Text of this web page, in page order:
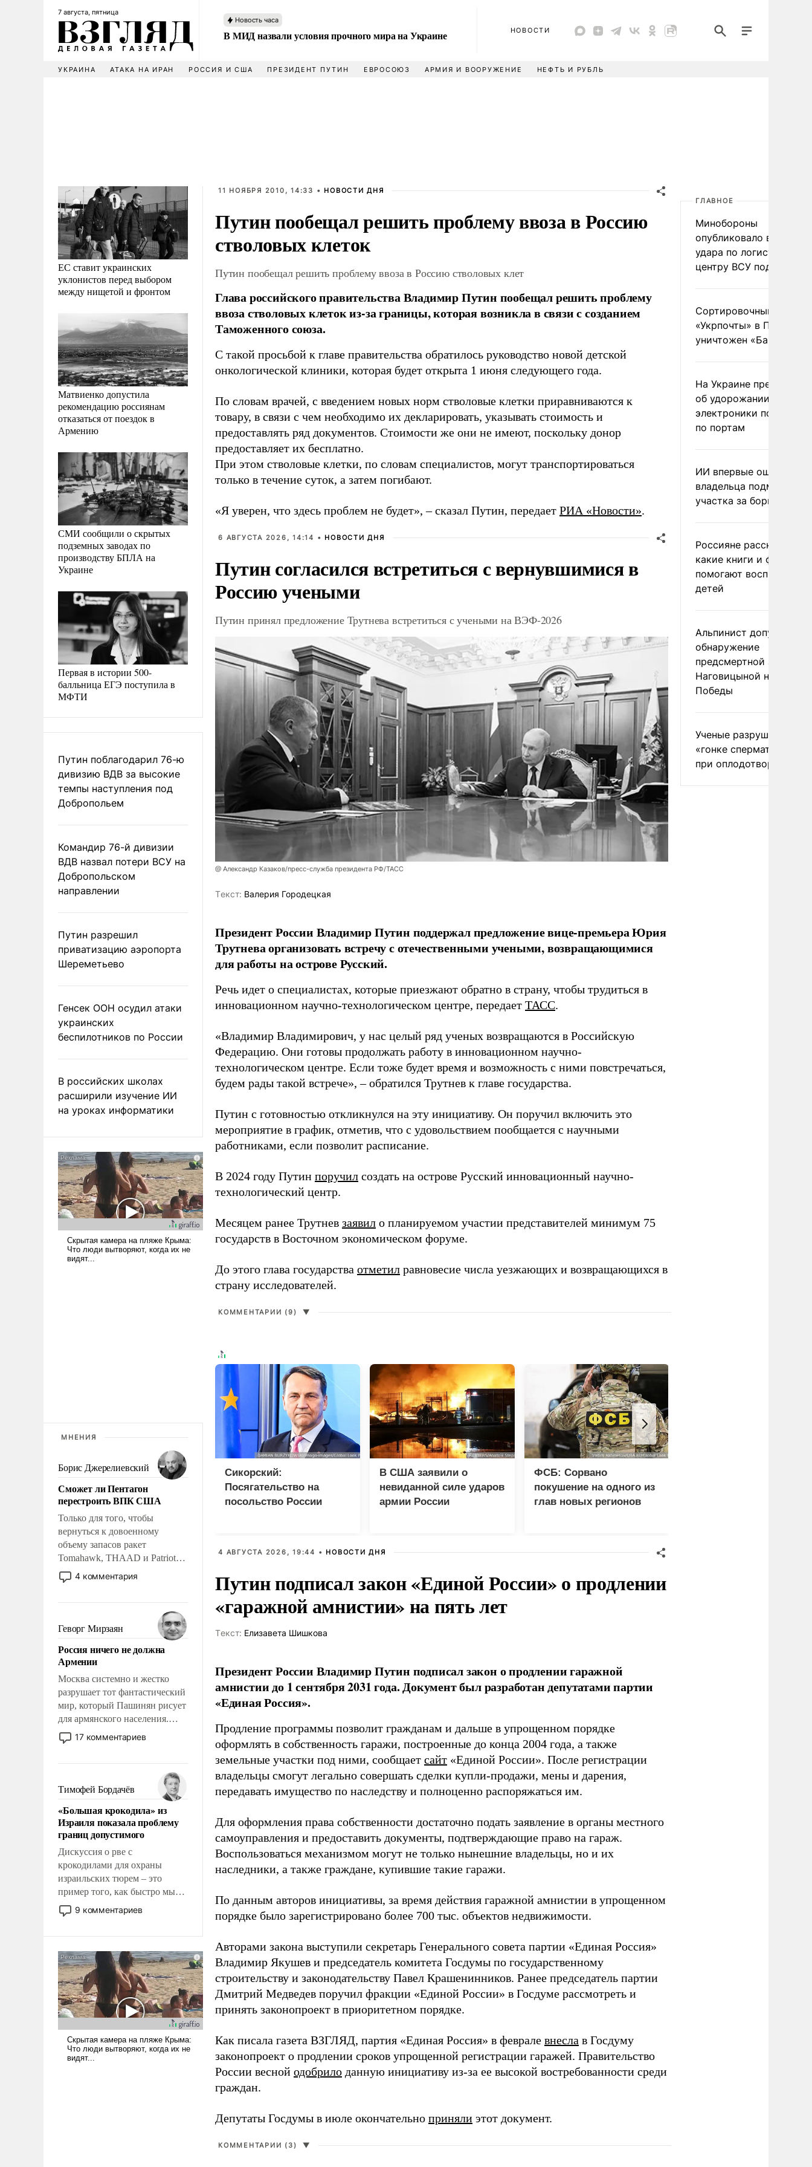
7 августа, пятница
Новость часа
В МИД назвали условия прочного мира на Украине НОВОСТИ
УКРАИНА АТАКА НА ИРАН РОССИЯ И США ПРЕЗИДЕНТ ПУТИН ЕВРОСОЮЗ АРМИЯ И ВООРУЖЕНИЕ НЕФТЬ И РУБЛЬ
ЕС ставит украинских
уклонистов перед выбором
между нищетой и фронтом
Матвиенко допустила
рекомендацию россиянам
отказаться от поездок в
Армению
СМИ сообщили о скрытых
подземных заводах по
производству БПЛА на
Украине
Первая в истории 500-
балльница ЕГЭ поступила в
МФТИ
Путин поблагодарил 76-ю
дивизию ВДВ за высокие
темпы наступления под
Добропольем
Командир 76-й дивизии
ВДВ назвал потери ВСУ на
Добропольском
направлении
Путин разрешил
приватизацию аэропорта
Шереметьево
Генсек ООН осудил атаки
украинских
беспилотников по России
В российских школах
расширили изучение ИИ
на уроках информатики
МНЕНИЯ
Борис Джерелиевский
Сможет ли Пентагон
перестроить ВПК США
Только для того, чтобы
вернуться к довоенному
объему запасов ракет
Tomahawk, THAAD и Patriot
США потребуется более трех
лет. Даже небольшая война с
Сложившаяся ситуация
означает многолетний период
уязвимости США, например,
перед Китаем.
4 комментария
Геворг Мирзаян
Россия ничего не должна
Армении
Москва системно и жестко
разрушает тот фантастический
мир, который Пашинян рисует
для армянского населения.
Мир, где политические
прожекты будут безусловно
налогоплательщиков и где
Еревану за свои поступки не
нужно отвечать.
17 комментариев
Тимофей Бордачёв
«Большая крокодила» из
Израиля показала проблему
границ допустимого
Дискуссия о рве с
крокодилами для охраны
израильских тюрем – это
пример того, как быстро мы
двигаемся по пути
революционных изменений.
псевдонаучной фантастики,
стало всерьез обсуждаемой
идеей.
9 комментариев
11 НОЯБРЯ 2010, 14:33 • НОВОСТИ ДНЯ
Путин пообещал решить проблему ввоза в Россию
стволовых клеток
Путин пообещал решить проблему ввоза в Россию стволовых клет
Глава российского правительства Владимир Путин пообещал решить проблему
ввоза стволовых клеток из-за границы, которая возникла в связи с созданием
Таможенного союза.
С такой просьбой к главе правительства обратилось руководство новой детской
онкологической клиники, которая будет открыта 1 июня следующего года.
По словам врачей, с введением новых норм стволовые клетки приравниваются к
товару, в связи с чем необходимо их декларировать, указывать стоимость и
предоставлять ряд документов. Стоимости же они не имеют, поскольку донор
предоставляет их бесплатно.
При этом стволовые клетки, по словам специалистов, могут транспортироваться
только в течение суток, а затем погибают.
«Я уверен, что здесь проблем не будет», – сказал Путин, передает РИА «Новости».
6 АВГУСТА 2026, 14:14 • НОВОСТИ ДНЯ
Путин согласился встретиться с вернувшимися в
Россию учеными
Путин принял предложение Трутнева встретиться с учеными на ВЭФ-2026
@ Александр Казаков/пресс-служба президента РФ/ТАСС
Tекст: Валерия Городецкая
Президент России Владимир Путин поддержал предложение вице-премьера Юрия
Трутнева организовать встречу с отечественными учеными, возвращающимися
для работы на острове Русский.
Речь идет о специалистах, которые приезжают обратно в страну, чтобы трудиться в
инновационном научно-технологическом центре, передает ТАСС.
«Владимир Владимирович, у нас целый ряд ученых возвращаются в Российскую
Федерацию. Они готовы продолжать работу в инновационном научно-
технологическом центре. Если тоже будет время и возможность с ними повстречаться,
будем рады такой встрече», – обратился Трутнев к главе государства.
Путин с готовностью откликнулся на эту инициативу. Он поручил включить это
мероприятие в график, отметив, что с удовольствием пообщается с научными
работниками, если позволит расписание.
В 2024 году Путин поручил создать на острове Русский инновационный научно-
технологический центр.
Месяцем ранее Трутнев заявил о планируемом участии представителей минимум 75
государств в Восточном экономическом форуме.
До этого глава государства отметил равновесие числа уезжающих и возвращающихся в
страну исследователей.
КОММЕНТАРИИ (9) ▼
Сикорский:
Посягательство на
посольство России
В США заявили о
невиданной силе ударов
армии России
ФСБ: Сорвано
покушение на одного из
глав новых регионов
4 АВГУСТА 2026, 19:44 • НОВОСТИ ДНЯ
Путин подписал закон «Единой России» о продлении
«гаражной амнистии» на пять лет
Tекст: Елизавета Шишкова
Президент России Владимир Путин подписал закон о продлении гаражной
амнистии до 1 сентября 2031 года. Документ был разработан депутатами партии
«Единая Россия».
Продление программы позволит гражданам и дальше в упрощенном порядке
оформлять в собственность гаражи, построенные до конца 2004 года, а также
земельные участки под ними, сообщает сайт «Единой России». После регистрации
владельцы смогут легально совершать сделки купли-продажи, мены и дарения,
передавать имущество по наследству и полноценно распоряжаться им.
Для оформления права собственности достаточно подать заявление в органы местного
самоуправления и предоставить документы, подтверждающие право на гараж.
Воспользоваться механизмом могут не только нынешние владельцы, но и их
наследники, а также граждане, купившие такие гаражи.
По данным авторов инициативы, за время действия гаражной амнистии в упрощенном
порядке было зарегистрировано более 700 тыс. объектов недвижимости.
Авторами закона выступили секретарь Генерального совета партии «Единая Россия»
Владимир Якушев и председатель комитета Госдумы по государственному
строительству и законодательству Павел Крашенинников. Ранее председатель партии
Дмитрий Медведев поручил фракции «Единой России» в Госдуме рассмотреть и
принять законопроект в приоритетном порядке.
Как писала газета ВЗГЛЯД, партия «Единая Россия» в феврале внесла в Госдуму
законопроект о продлении сроков упрощенной регистрации гаражей. Правительство
России весной одобрило данную инициативу из-за ее высокой востребованности среди
граждан.
Депутаты Госдумы в июле окончательно приняли этот документ.
КОММЕНТАРИИ (3) ▼
ГЛАВНОЕ
Минобороны
опубликовало видео
удара по
центру ВСУ под Киевом
Сортировочный пункт
«Укрпочты» в
уничтожен
На Украине
об удорожании
электроники после
по портам
ИИ впервые
владельца
участка за борщевик
Россияне рассказали,
какие книги и фильмы
помогают воспитывать
детей
Альпинист допустил
обнаружение
предсмертной записки
Наговицыной на пике
Победы
Ученые разрушили миф
«гонке
при оплодотворении